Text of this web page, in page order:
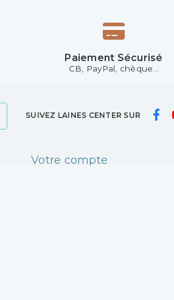
Paiement Sécurisé
CB, PayPal, chèque...
SUIVEZ LAINES CENTER SUR
Votre compte